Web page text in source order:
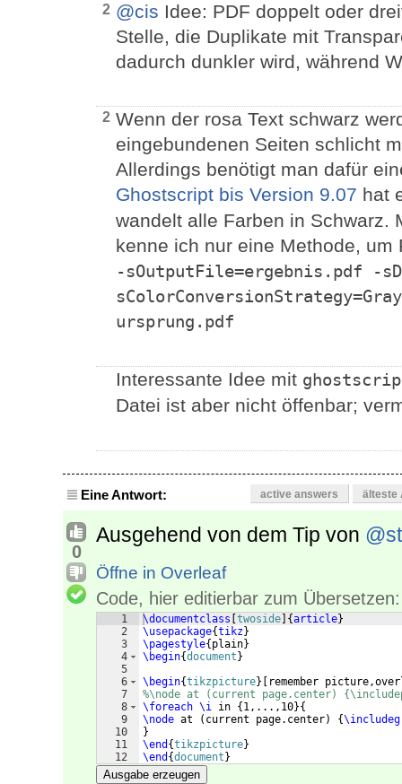
2 @cis Idee: PDF doppelt oder
Stelle, die Duplikate mit
dadurch dunkler wird, während
2 Wenn der rosa Text schwarz
eingebundenen Seiten schlicht
Allerdings benötigt man dafür
Ghostscript bis Version 9.07 hat
wandelt alle Farben in Schwarz.
kenne ich nur eine Methode,
-sOutputFile=ergebnis.pdf -
ursprung.pdf
Interessante Idee mit
Datei ist aber nicht öffenbar;
Eine Antwort: active answers älteste
0
Ausgehend von dem Tip von
Öffne in Overleaf
Code, hier editierbar zum Übersetzen:
1
2
3
4
5
6
7
8
9
10
11
12
\documentclass twoside {article}
\usepackage{tikz}
\pagestyle{ plain}
\begin{document }
\begin{tikzpicture}
remember
%\node at (current page.center)
\foreach \i in { 1,...,10}{
\node at ( current page.center) {
}
\end {tikzpicture}
\end {document }
Ausgabe erzeugen